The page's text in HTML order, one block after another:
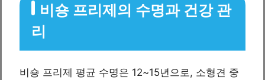
비숑 프리제의 수명과 건강 관
리
비숑 프리제 평균 수명은 12~15년으로, 소형견 중